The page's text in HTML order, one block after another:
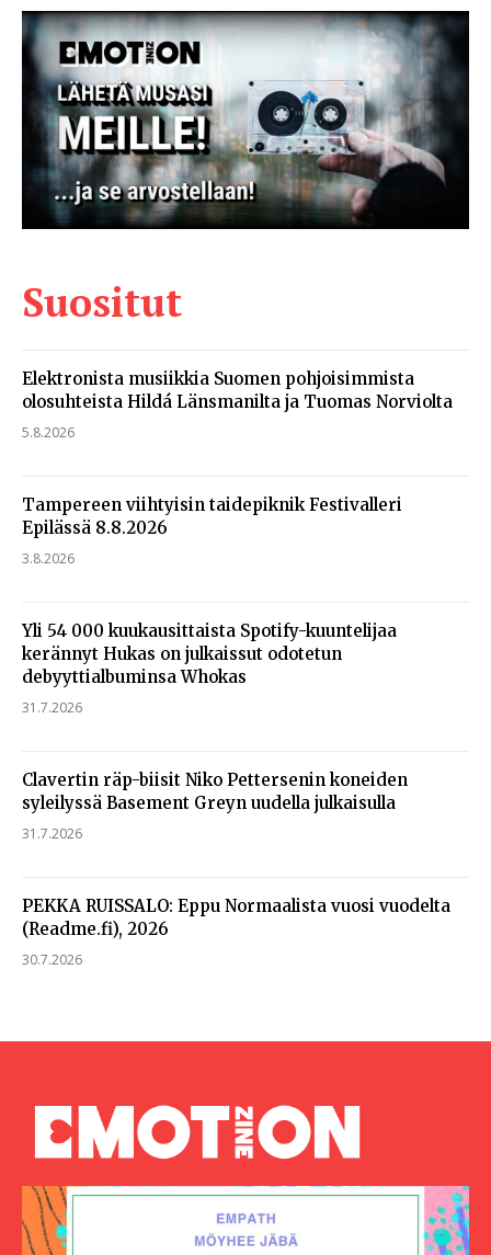
Suositut
Elektronista musiikkia Suomen pohjoisimmista
olosuhteista Hildá Länsmanilta ja Tuomas Norviolta
5.8.2026
Tampereen viihtyisin taidepiknik Festivalleri
Epilässä 8.8.2026
3.8.2026
Yli 54 000 kuukausittaista Spotify-kuuntelijaa
kerännyt Hukas on julkaissut odotetun
debyyttialbuminsa Whokas
31.7.2026
Clavertin räp-biisit Niko Pettersenin koneiden
syleilyssä Basement Greyn uudella julkaisulla
31.7.2026
PEKKA RUISSALO: Eppu Normaalista vuosi vuodelta
(Readme.fi), 2026
30.7.2026